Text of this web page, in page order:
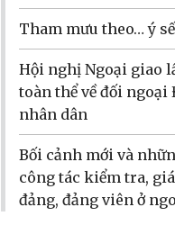
Tham mưu theo… ý
Hội nghị Ngoại giao
toàn thể về đối ngoại
nhân dân
Bối cảnh mới và
công tác kiểm tra,
đảng, đảng viên ở